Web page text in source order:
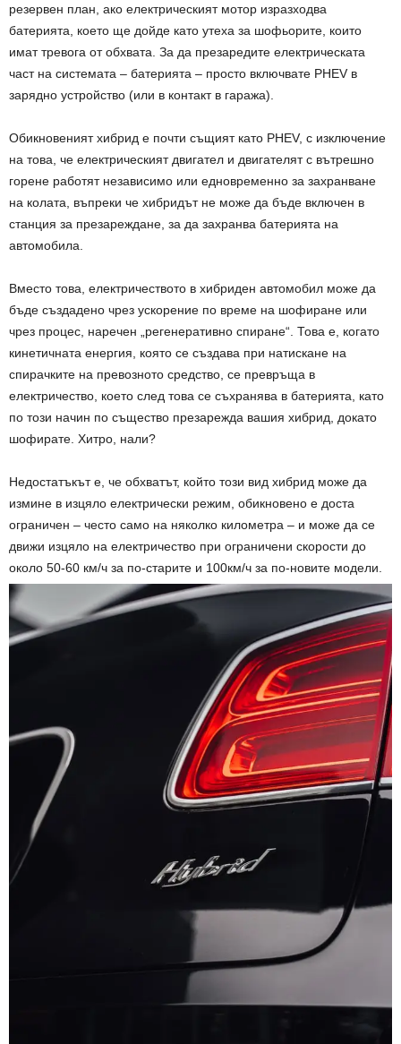
резервен план, ако електрическият мотор изразходва
батерията, което ще дойде като утеха за шофьорите, които
имат тревога от обхвата. За да презаредите електрическата
част на системата – батерията – просто включвате PHEV в
зарядно устройство (или в контакт в гаража).
Обикновеният хибрид е почти същият като PHEV, с изключение
на това, че електрическият двигател и двигателят с вътрешно
горене работят независимо или едновременно за захранване
на колата, въпреки че хибридът не може да бъде включен в
станция за презареждане, за да захранва батерията на
автомобила.
Вместо това, електричеството в хибриден автомобил може да
бъде създадено чрез ускорение по време на шофиране или
чрез процес, наречен „регенеративно спиране“. Това е, когато
кинетичната енергия, която се създава при натискане на
спирачките на превозното средство, се превръща в
електричество, което след това се съхранява в батерията, като
по този начин по същество презарежда вашия хибрид, докато
шофирате. Хитро, нали?
Недостатъкът е, че обхватът, който този вид хибрид може да
измине в изцяло електрически режим, обикновено е доста
ограничен – често само на няколко километра – и може да се
движи изцяло на електричество при ограничени скорости до
около 50-60 км/ч за по-старите и 100км/ч за по-новите модели.